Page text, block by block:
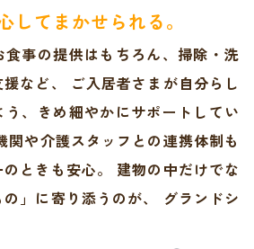
してまかせられる。
食事の提供はもちろん、掃除・洗
など、 ご入居者さまが自分らし
う、きめ細やかにサポートしてい
関や介護スタッフとの連携体制も
ときも安心。 建物の中だけでな
」に寄り添うのが、 グランドシ